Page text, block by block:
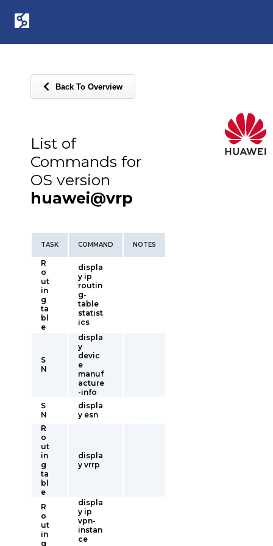
Back To Overview
List of
Commands for
OS version
huawei@vrp
TASK COMMAND NOTES
R
o
ut
in
g
ta
bl
e
displa
y ip
routin
g-
table
statist
ics
S
N
displa
y
devic
e
manuf
acture
-info
S
N
displa
y esn
R
o
ut
in
g
ta
bl
e
displa
y vrrp
R
o
ut
in
g
displa
y ip
vpn-
instan
ce